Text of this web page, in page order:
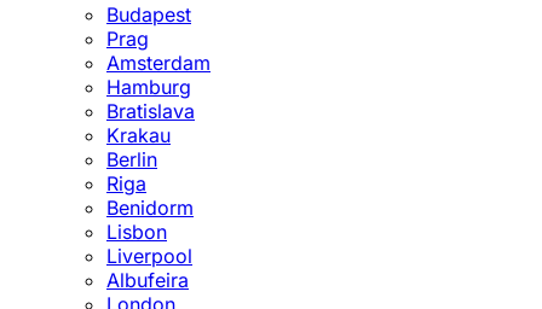
Budapest
Prag
Amsterdam
Hamburg
Bratislava
Krakau
Berlin
Riga
Benidorm
Lisbon
Liverpool
Albufeira
London